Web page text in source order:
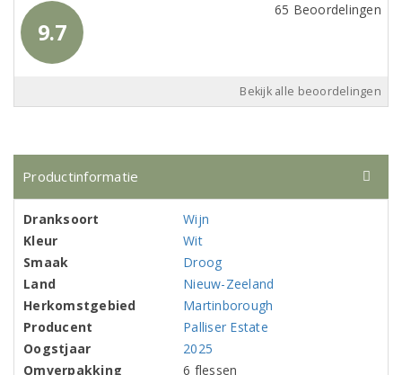
9.7
65 Beoordelingen
Bekijk alle beoordelingen
Productinformatie
Dranksoort
Wijn
Kleur
Wit
Smaak
Droog
Land
Nieuw-Zeeland
Herkomstgebied
Martinborough
Producent
Palliser Estate
Oogstjaar
2025
Omverpakking
6 flessen